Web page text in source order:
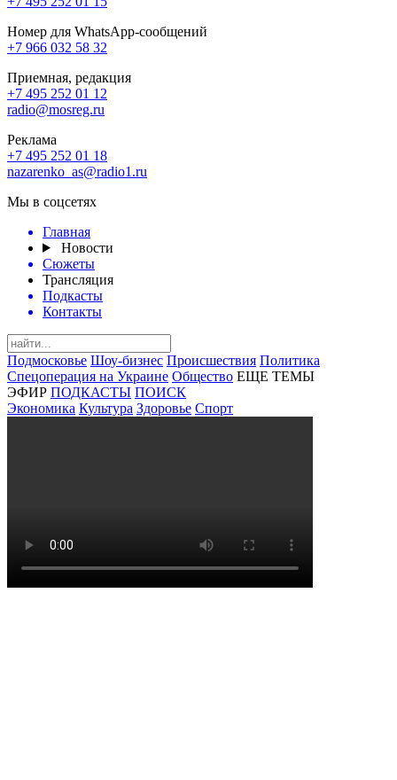
Номер для WhatsApp-сообщений
+7 966 032 58 32
Приемная, редакция
+7 495 252 01 12
radio@mosreg.ru
Реклама
+7 495 252 01 18
nazarenko_as@radio1.ru
Мы в соцсетях
Главная
Новости
Сюжеты
Трансляция
Подкасты
Контакты
Подмосковье Шоу-бизнес Происшествия Политика
Спецоперация на Украине Общество ЕЩЕ ТЕМЫ
ЭФИР ПОДКАСТЫ ПОИСК
Экономика Культура Здоровье Спорт